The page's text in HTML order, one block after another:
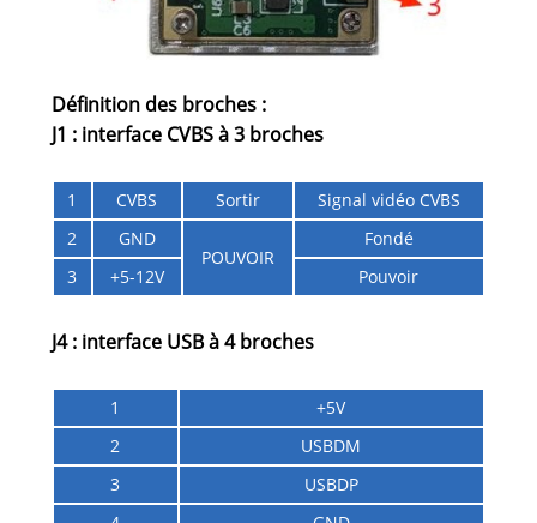
Définition des broches :
J1 : interface CVBS à 3 broches
1 CVBS Sortir
Signal vidéo CVBS
2
GND
POUVOIR
Fondé
3
+5-12V Pouvoir
J4 : interface USB à 4 broches
1
+5V
2
USBDM
3
USBDP